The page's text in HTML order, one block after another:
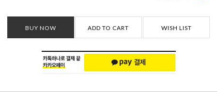
BUY NOW ADD TO CART WISH LIST